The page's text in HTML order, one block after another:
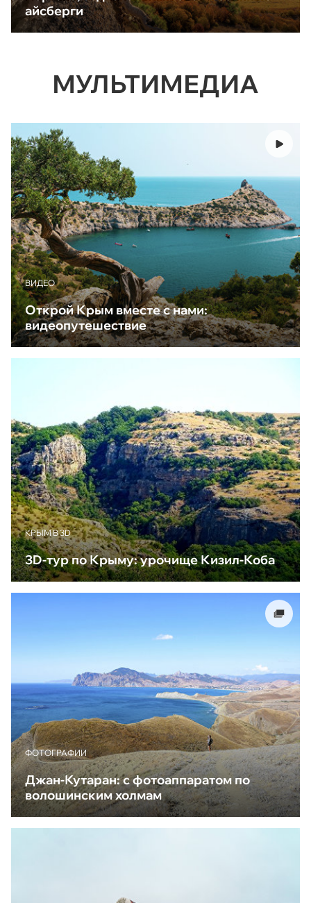
айсберги
МУЛЬТИМЕДИА
ВИДЕО
Открой Крым вместе с нами:
видеопутешествие
КРЫМ В 3D
3D-тур по Крыму: урочище Кизил-Коба
ФОТОГРАФИИ
Джан-Кутаран: с фотоаппаратом по
волошинским холмам